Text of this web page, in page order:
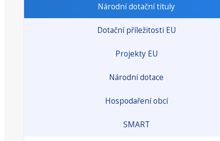
Národní dotační tituly
Dotační příležitosti EU
Projekty EU
Národní dotace
Hospodaření obcí
SMART